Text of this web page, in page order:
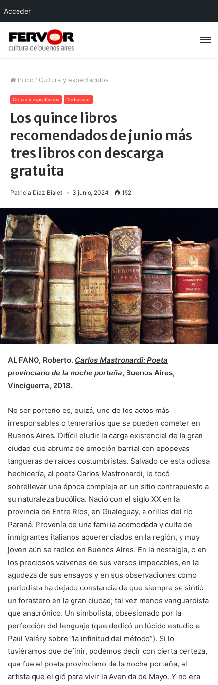
Inicio / Cultura y espectáculos
Cultura y espectáculos Destacadas
Los quince libros
recomendados de junio más
tres libros con descarga
gratuita
Patricia Díaz Bialet 3 junio, 2024 152
ALIFANO, Roberto. Carlos Mastronardi: Poeta
provinciano de la noche porteña, Buenos Aires,
Vinciguerra, 2018.
No ser porteño es, quizá, uno de los actos más
irresponsables o temerarios que se pueden cometer en
Buenos Aires. Difícil eludir la carga existencial de la gran
ciudad que abruma de emoción barrial con epopeyas
tangueras de raíces costumbristas. Salvado de esta odiosa
hechicería, al poeta Carlos Mastronardi, le tocó
sobrellevar una época compleja en un sitio contrapuesto a
su naturaleza bucólica. Nació con el siglo XX en la
provincia de Entre Ríos, en Gualeguay, a orillas del río
Paraná. Provenía de una familia acomodada y culta de
inmigrantes italianos aquerenciados en la región, y muy
joven aún se radicó en Buenos Aires. En la nostalgia, o en
los preciosos vaivenes de sus versos impecables, en la
agudeza de sus ensayos y en sus observaciones como
periodista ha dejado constancia de que siempre se sintió
un forastero en la gran ciudad; tal vez menos vanguardista
que anacrónico. Un simbolista, obsesionado por la
perfección del lenguaje (que dedicó un lúcido estudio a
Paul Valéry sobre “la infinitud del método”). Si lo
tuviéramos que definir, podemos decir con cierta certeza,
que fue el poeta provinciano de la noche porteña, el
artista que eligió para vivir la Avenida de Mayo. Y no era
Acceder